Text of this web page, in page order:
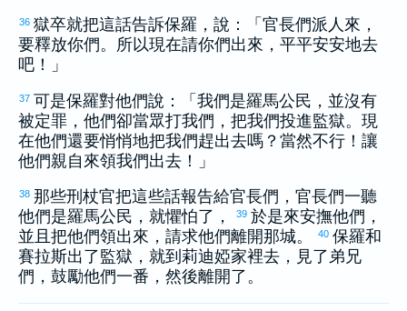
36 獄卒就把這話告訴保羅 ，說：「官長們派人來，
要釋放你們。所以現在請你們出來，平平安安地去
吧！」
37 可是保羅對他們說：「我們是羅馬公民，並沒有
被定罪，他們卻當眾打我們，把我們投進監獄。現
在他們還要悄悄地把我們趕出去嗎？當然不行！讓
他們親自來領我們出去！」
38 那些刑杖官把這些話報告給官長們，官長們一聽
他們是羅馬公民，就懼怕了， 39 於是來安撫他們，
並且把他們領出來，請求他們離開那城。
40 保羅和
賽拉斯出了監獄，就到 莉迪婭家裡去，見了弟兄
們，鼓勵他們一番，然後離開了。